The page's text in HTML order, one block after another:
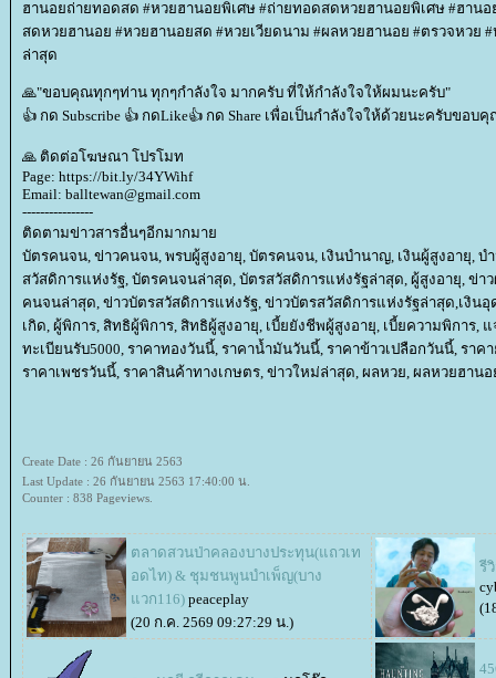
ฮานอยถ่ายทอดสด #หวยฮานอยพิเศษ #ถ่ายทอดสดหวยฮานอยพิเศษ #ฮาน
สดหวยฮานอย #หวยฮานอยสด #หวยเวียดนาม #ผลหวยฮานอย #ตรวจหว
ล่าสุด
🙏"ขอบคุณทุกๆท่าน ทุกๆกำลังใจ มากครับ ที่ให้กำลังใจให้ผมนะครับ"
👍 กด Subscribe 👍 กดLike👍 กด Share เพื่อเป็นกำลังใจให้ด้วยนะครับขอบ
🙏 ติดต่อโฆษณา โปรโมท
Page: https://bit.ly/34YWihf
Email: balltewan@gmail.com
----------------
ติดตามข่าวสารอื่นๆอีกมากมา
บัตรคนจน, ข่าวคนจน, พรบผู้สูงอายุ, บัตรคนจน, เงินบำนาญ, เงินผู้สูงอายุ, บ
สวัสดิการแห่งรัฐ, บัตรคนจนล่าสุด, บัตรสวัสดิการแห่งรัฐล่าสุด, ผู้สูงอายุ, ข่า
คนจนล่าสุด, ข่าวบัตรสวัสดิการแห่งรัฐ, ข่าวบัตรสวัสดิการแห่งรัฐล่าสุด,เงินอุ
เกิด, ผู้พิการ, สิทธิผู้พิการ, สิทธิผู้สูงอายุ, เบี้ยยังชีพผู้สูงอายุ, เบี้ยความพิการ, แ
ทะเบียนรับ5000, ราคาทองวันนี้, ราคาน้ำมันวันนี้, ราคาข้าวเปลือกวันนี้, ราค
ราคาเพชรวันนี้, ราคาสินค้าทางเกษตร, ข่าวใหม่ล่าสุด, ผลหวย, ผลหวยฮาน
Create Date : 26 กันยายน 2563
Last Update : 26 กันยายน 2563 17:40:00 น.
Counter : 838 Pageviews.
ตลาดสวนป่าคลองบางประทุน(แถวเท
อดไท) & ชุมชนพูนบำเพ็ญ(บาง
วก116) peaceplay
(20 ก.ค. 2569 09:27:29 น.)
รี